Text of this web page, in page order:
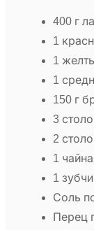
400 г
1
1
1
150 г
3
2
1
1
Соль
Перец